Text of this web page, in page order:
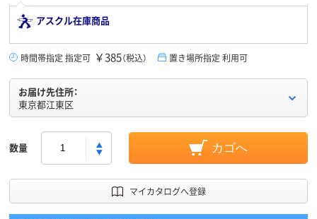
アスクル在庫商品
時間帯指定 指定可 ￥385（税込） 置き場所指定 利用可
お届け先住所：
東京都江東区
数量 カゴへ
マイカタログへ登録